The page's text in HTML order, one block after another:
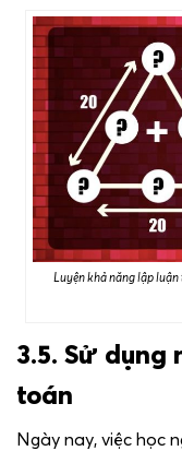
Luyện khả năng lập
3.5. Sử dụng
toán
Ngày nay, việc học